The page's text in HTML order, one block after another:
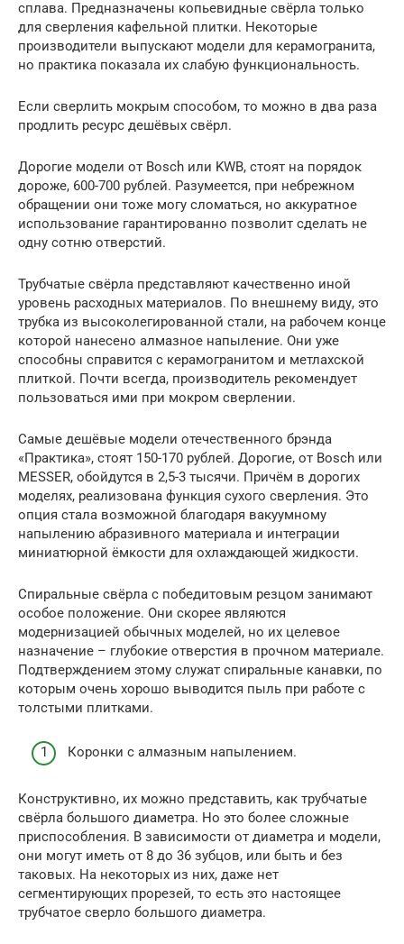
сплава. Предназначены копьевидные свёрла только
для сверления кафельной плитки. Некоторые
производители выпускают модели для керамогранита,
но практика показала их слабую функциональность.
Если сверлить мокрым способом, то можно в два раза
продлить ресурс дешёвых свёрл.
Дорогие модели от Bosch или KWB, стоят на порядок
дороже, 600-700 рублей. Разумеется, при небрежном
обращении они тоже могу сломаться, но аккуратное
использование гарантированно позволит сделать не
одну сотню отверстий.
Трубчатые свёрла представляют качественно иной
уровень расходных материалов. По внешнему виду, это
трубка из высоколегированной стали, на рабочем конце
которой нанесено алмазное напыление. Они уже
способны справится с керамогранитом и метлахской
плиткой. Почти всегда, производитель рекомендует
пользоваться ими при мокром сверлении.
Самые дешёвые модели отечественного брэнда
«Практика», стоят 150-170 рублей. Дорогие, от Bosch или
MESSER, обойдутся в 2,5-3 тысячи. Причём в дорогих
моделях, реализована функция сухого сверления. Это
опция стала возможной благодаря вакуумному
напылению абразивного материала и интеграции
миниатюрной ёмкости для охлаждающей жидкости.
Спиральные свёрла с победитовым резцом занимают
особое положение. Они скорее являются
модернизацией обычных моделей, но их целевое
назначение – глубокие отверстия в прочном материале.
Подтверждением этому служат спиральные канавки, по
которым очень хорошо выводится пыль при работе с
толстыми плитками.
Коронки с алмазным напылением.
Конструктивно, их можно представить, как трубчатые
свёрла большого диаметра. Но это более сложные
приспособления. В зависимости от диаметра и модели,
они могут иметь от 8 до 36 зубцов, или быть и без
таковых. На некоторых из них, даже нет
сегментирующих прорезей, то есть это настоящее
трубчатое сверло большого диаметра.